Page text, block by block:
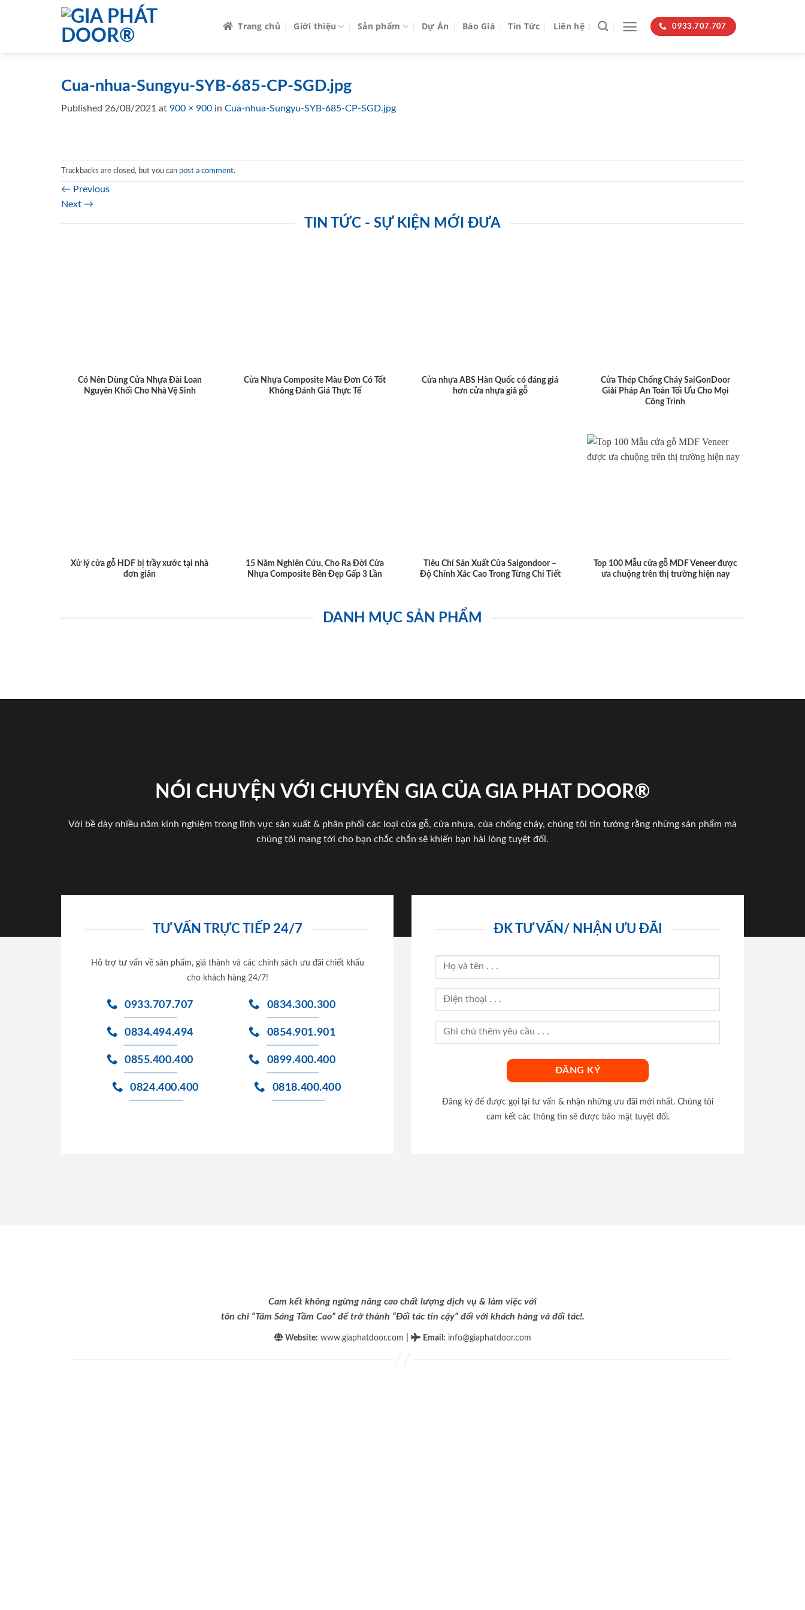
Trang chủ Giới thiệu Sản phẩm Dự Án Báo Giá Tin Tức Liên hệ 0933.707.707
Cua-nhua-Sungyu-SYB-685-CP-SGD.jpg
Published 26/08/2021 at 900 × 900 in Cua-nhua-Sungyu-SYB-685-CP-SGD.jpg
Trackbacks are closed, but you can post a comment.
← Previous
Next →
TIN TỨC - SỰ KIỆN MỚI ĐƯA
Có Nên Dùng Cửa Nhựa Đài Loan
Nguyên Khối Cho Nhà Vệ Sinh
Cửa Nhựa Composite Màu Đơn Có Tốt
Không Đánh Giá Thực Tế
Cửa nhựa ABS Hàn Quốc có đáng giá
hơn cửa nhựa giả gỗ
Cửa Thép Chống Cháy SaiGonDoor
Giải Pháp An Toàn Tối Ưu Cho Mọi
Công Trình
Xử lý cửa gỗ HDF bị trầy xước tại nhà
đơn giản
15 Năm Nghiên Cứu, Cho Ra Đời Cửa
Nhựa Composite Bền Đẹp Gấp 3 Lần
Tiêu Chí Sản Xuất Cửa Saigondoor –
Độ Chính Xác Cao Trong Từng Chi Tiết
Top 100 Mẫu cửa gỗ MDF Veneer được
ưa chuộng trên thị trường hiện nay
DANH MỤC SẢN PHẨM
NÓI CHUYỆN VỚI CHUYÊN GIA CỦA GIA PHAT DOOR®
Với bề dày nhiều năm kinh nghiệm trong lĩnh vực sản xuất & phân phối các loại cửa gỗ, cửa nhựa, của chống cháy, chúng tôi tin tưởng rằng những sản phẩm mà
chúng tôi mang tới cho bạn chắc chắn sẽ khiến bạn hài lòng tuyệt đối.
TƯ VẤN TRỰC TIẾP 24/7
Hỗ trợ tư vấn về sản phẩm, giá thành và các chính sách ưu đãi chiết khấu
cho khách hàng 24/7!
0933.707.707
0834.494.494
0855.400.400
0824.400.400
0834.300.300
0854.901.901
0899.400.400
0818.400.400
ĐK TƯ VẤN/ NHẬN ƯU ĐÃI
Đăng ký để được gọi lại tư vấn & nhận những ưu đãi mới nhất. Chúng tôi
cam kết các thông tin sẽ được bảo mật tuyệt đối.
Cam kết không ngừng nâng cao chất lượng dịch vụ & làm việc với
tôn chỉ “Tâm Sáng Tầm Cao” để trở thành “Đối tác tin cậy” đối với khách hàng và đối tác!.
Website: www.giaphatdoor.com Email : info@giaphatdoor.com